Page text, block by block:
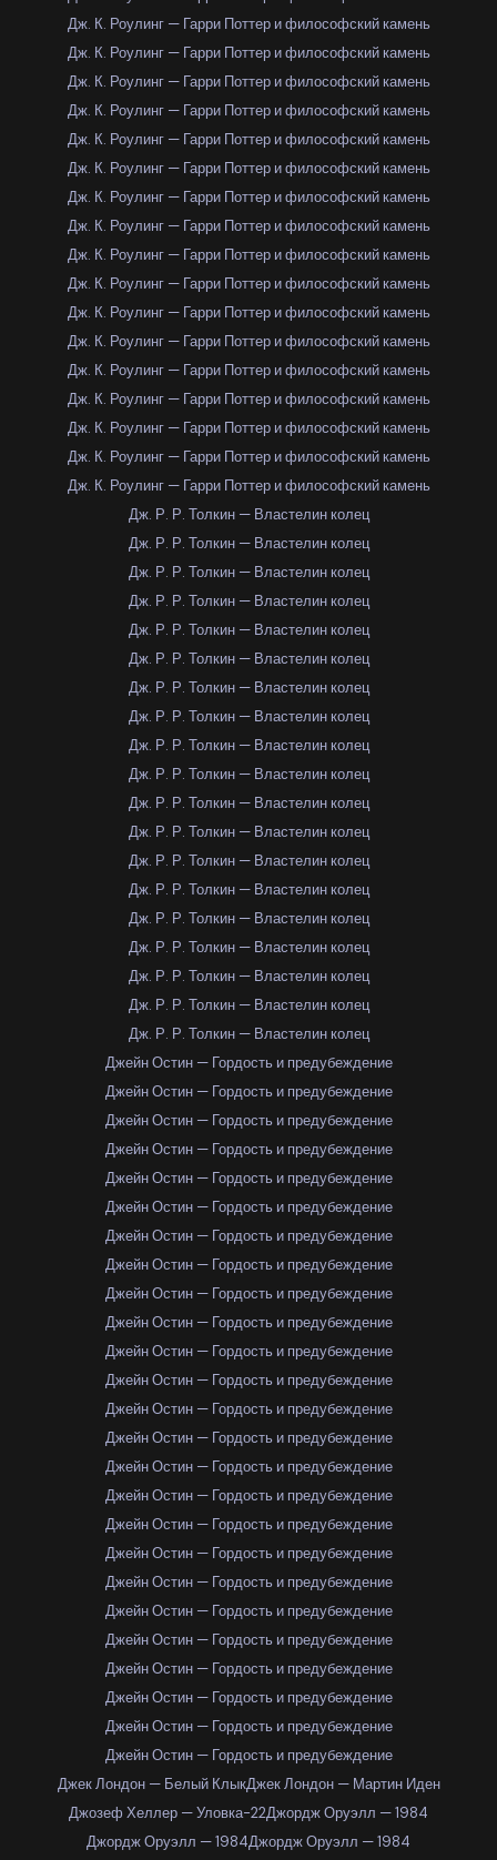
Дж. К. Роулинг — Гарри Поттер и философский камень
Дж. К. Роулинг — Гарри Поттер и философский камень
Дж. К. Роулинг — Гарри Поттер и философский камень
Дж. К. Роулинг — Гарри Поттер и философский камень
Дж. К. Роулинг — Гарри Поттер и философский камень
Дж. К. Роулинг — Гарри Поттер и философский камень
Дж. К. Роулинг — Гарри Поттер и философский камень
Дж. К. Роулинг — Гарри Поттер и философский камень
Дж. К. Роулинг — Гарри Поттер и философский камень
Дж. К. Роулинг — Гарри Поттер и философский камень
Дж. К. Роулинг — Гарри Поттер и философский камень
Дж. К. Роулинг — Гарри Поттер и философский камень
Дж. К. Роулинг — Гарри Поттер и философский камень
Дж. К. Роулинг — Гарри Поттер и философский камень
Дж. К. Роулинг — Гарри Поттер и философский камень
Дж. К. Роулинг — Гарри Поттер и философский камень
Дж. К. Роулинг — Гарри Поттер и философский камень
Дж. Р. Р. Толкин — Властелин колец
Дж. Р. Р. Толкин — Властелин колец
Дж. Р. Р. Толкин — Властелин колец
Дж. Р. Р. Толкин — Властелин колец
Дж. Р. Р. Толкин — Властелин колец
Дж. Р. Р. Толкин — Властелин колец
Дж. Р. Р. Толкин — Властелин колец
Дж. Р. Р. Толкин — Властелин колец
Дж. Р. Р. Толкин — Властелин колец
Дж. Р. Р. Толкин — Властелин колец
Дж. Р. Р. Толкин — Властелин колец
Дж. Р. Р. Толкин — Властелин колец
Дж. Р. Р. Толкин — Властелин колец
Дж. Р. Р. Толкин — Властелин колец
Дж. Р. Р. Толкин — Властелин колец
Дж. Р. Р. Толкин — Властелин колец
Дж. Р. Р. Толкин — Властелин колец
Дж. Р. Р. Толкин — Властелин колец
Дж. Р. Р. Толкин — Властелин колец
Джейн Остин — Гордость и предубеждение
Джейн Остин — Гордость и предубеждение
Джейн Остин — Гордость и предубеждение
Джейн Остин — Гордость и предубеждение
Джейн Остин — Гордость и предубеждение
Джейн Остин — Гордость и предубеждение
Джейн Остин — Гордость и предубеждение
Джейн Остин — Гордость и предубеждение
Джейн Остин — Гордость и предубеждение
Джейн Остин — Гордость и предубеждение
Джейн Остин — Гордость и предубеждение
Джейн Остин — Гордость и предубеждение
Джейн Остин — Гордость и предубеждение
Джейн Остин — Гордость и предубеждение
Джейн Остин — Гордость и предубеждение
Джейн Остин — Гордость и предубеждение
Джейн Остин — Гордость и предубеждение
Джейн Остин — Гордость и предубеждение
Джейн Остин — Гордость и предубеждение
Джейн Остин — Гордость и предубеждение
Джейн Остин — Гордость и предубеждение
Джейн Остин — Гордость и предубеждение
Джейн Остин — Гордость и предубеждение
Джейн Остин — Гордость и предубеждение
Джейн Остин — Гордость и предубеждение
Джек Лондон — Белый КлыкДжек Лондон — Мартин Иден
Джозеф Хеллер — Уловка-22Джордж Оруэлл — 1984
Джордж Оруэлл — 1984Джордж Оруэлл — 1984